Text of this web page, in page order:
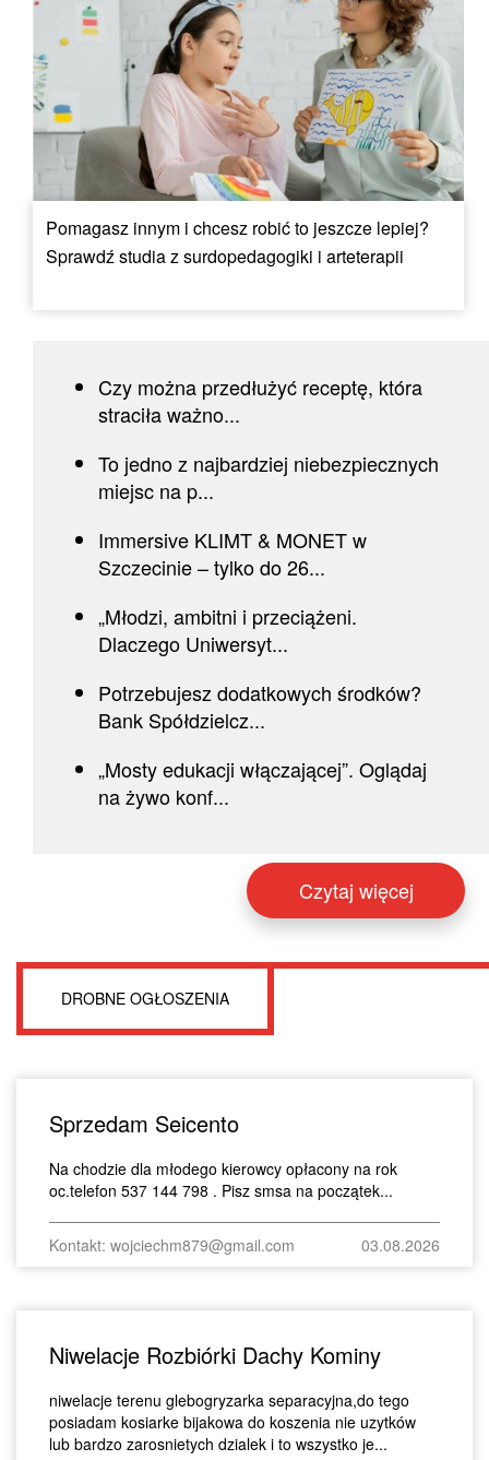
Pomagasz innym i chcesz robić to jeszcze lepiej?
Sprawdź studia z surdopedagogiki i arteterapii
Czy można przedłużyć receptę, która
straciła ważno...
To jedno z najbardziej niebezpiecznych
miejsc na p...
Immersive KLIMT & MONET w
Szczecinie – tylko do 26...
„Młodzi, ambitni i przeciążeni.
Dlaczego Uniwersyt...
Potrzebujesz dodatkowych środków?
Bank Spółdzielcz...
„Mosty edukacji włączającej”. Oglądaj
na żywo konf...
Czytaj więcej
DROBNE OGŁOSZENIA
Sprzedam Seicento
Na chodzie dla młodego kierowcy opłacony na rok
oc.telefon 537 144 798 . Pisz smsa na początek...
Kontakt: wojciechm879@gmail.com 03.08.2026
Niwelacje Rozbiórki Dachy Kominy
niwelacje terenu glebogryzarka separacyjna,do tego
posiadam kosiarke bijakowa do koszenia nie uzytków
lub bardzo zarosnietych dzialek i to wszystko je...